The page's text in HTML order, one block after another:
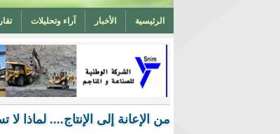
الرئيسية الأخبار آراء وتحليلات
تخرج أحد ابناء ازويرات مهندسا في الهندسة
من الإعانة إلى الإنتاج.... لماذا